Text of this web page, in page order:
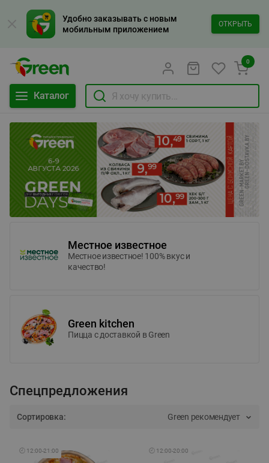
Удобно заказывать с новым
мобильным приложением
ОТКРЫТЬ
Каталог
0
Местное известное
Местное известное! 100% вкус и
качество!
Green kitchen
Пицца c доставкой в Green
Спецпредложения
Сортировка: Green рекомендует
🕘 12:00-21:00 🕘 12:00-20:00